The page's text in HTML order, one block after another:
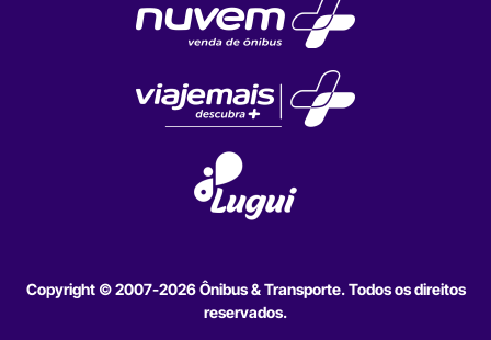
Copyright © 2007-2026 Ônibus & Transporte. Todos os direitos
reservados.